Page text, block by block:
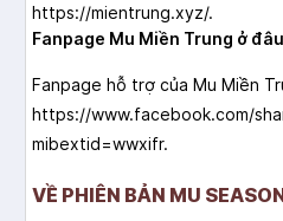
https://mientrung.xyz/.
Fanpage Mu Miền Trung ở
Fanpage hỗ trợ của Mu Miền
https://www.facebook.com/
mibextid=wwxifr.
VỀ PHIÊN BẢN MU